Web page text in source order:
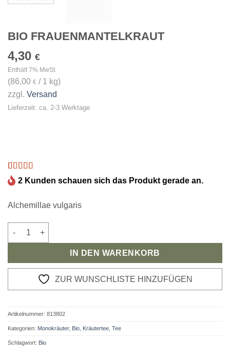
BIO FRAUENMANTELKRAUT
4,30 €
Enthält 7% MwSt.
(86,00 € / 1 kg)
zzgl. Versand
Lieferzeit: ca. 2-3 Werktage
Bewertet
mit5 von 5,
auf
1
Kundenbewertung
2 Kunden schauen sich das Produkt gerade an.
Alchemillae vulgaris
Bio Frauenmantelkraut Menge
IN DEN WARENKORB
ZUR WUNSCHLISTE HINZUFÜGEN
Artikelnummer: 813802
Kategorien: Monokräuter, Bio Kräutertee Tee
Schlagwort: Bio